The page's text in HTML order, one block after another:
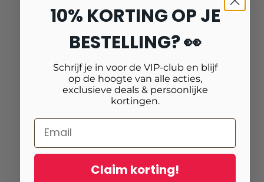
Foto op plexiglas (acrylglas)
Foto op aluminium
Foto op canvas
Foto op vurenhout
Tuinposters
Foto verlijmd op dibond
Foto op plexibond
Fineart prints
Foto op forex
10% KORTING OP JE
BESTELLING? 👀
Schrijf je in voor de VIP-club en blijf
op de hoogte van alle acties,
exclusieve deals & persoonlijke
kortingen.
Claim korting!